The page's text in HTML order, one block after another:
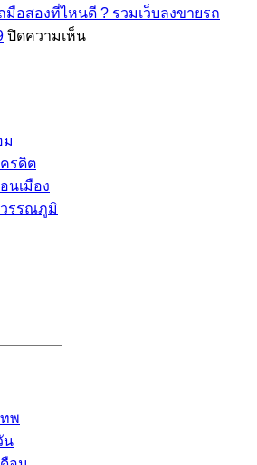
มือสองที่ไหนดี ? รวมเว็บลงขายรถ
ปิดความเห็นบน
ม
ครดิต
นเมือง
รรณภูมิ
ทพ
น